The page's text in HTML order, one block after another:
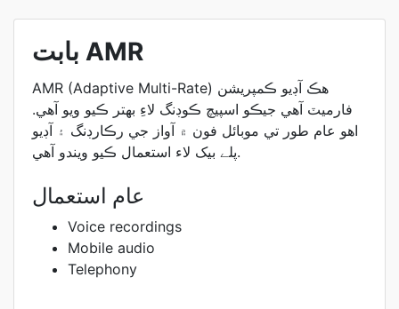
بابت AMR
AMR (Adaptive Multi-Rate) هڪ آڊيو ڪمپريشن
فارميٽ آهي جيڪو اسپيچ ڪوڊنگ لاءِ بهتر ڪيو ويو آهي.
اهو عام طور تي موبائل فون ۾ آواز جي رڪارڊنگ ۽ آڊيو
پلے بیک لاء استعمال ڪيو ويندو آهي.
عام استعمال
Voice recordings
Mobile audio
Telephony